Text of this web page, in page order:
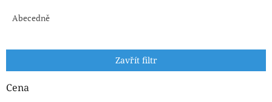
r
o
Abecedně
Zavřít filtr
Cena